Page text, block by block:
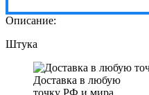
Описание:
Штука
Доставка в любую
точку РФ и мира